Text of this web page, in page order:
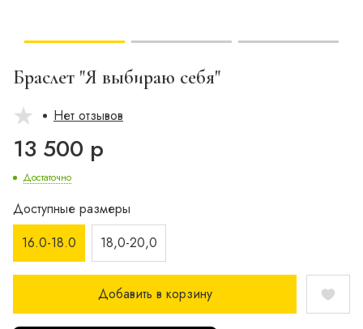
Браслет "Я выбираю себя"
Нет отзывов
13 500 р
Достаточно
Доступные размеры
16.0-18.0
18,0-20,0
Добавить в корзину